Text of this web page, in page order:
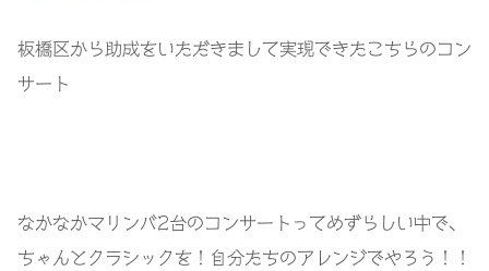
板橋区から助成をいただきまして実現できたこちらのコン
サート
なかなかマリンバ2台のコンサートってめずらしい中で、
ちゃんとクラシックを！自分たちのアレンジでやろう！！